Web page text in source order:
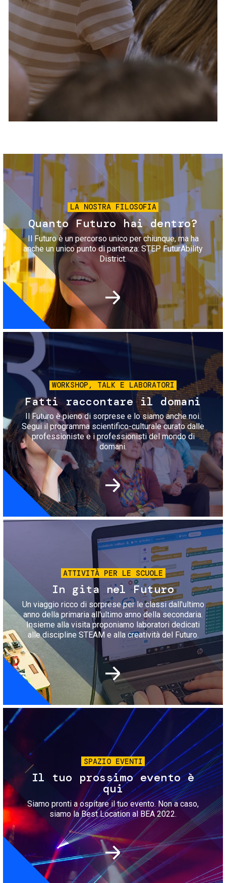
Servizi e accessibilità
Contatti
FAQ
Biglietti
Immagine
LA NOSTRA FILOSOFIA
Quanto Futuro hai dentro?
Il Futuro è un percorso unico per chiunque, ma ha
anche un unico punto di partenza: STEP FuturAbility
District.
Immagine
WORKSHOP, TALK E LABORATORI
Fatti raccontare il domani
Il Futuro è pieno di sorprese e lo siamo anche noi.
Segui il programma scientifico-culturale curato dalle
professioniste e i professionisti del mondo di
domani.
Immagine
ATTIVITÀ PER LE SCUOLE
In gita nel Futuro
Un viaggio ricco di sorprese per le classi dall'ultimo
anno della primaria all'ultimo anno della secondaria.
Insieme alla visita proponiamo laboratori dedicati
alle discipline STEAM e alla creatività del Futuro.
Immagine
SPAZIO EVENTI
Il tuo prossimo evento è
qui
Siamo pronti a ospitare il tuo evento. Non a caso,
siamo la Best Location al BEA 2022.